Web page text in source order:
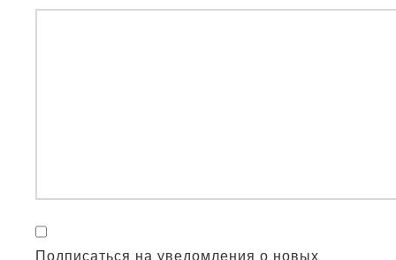
Подписаться на уведомления о новых